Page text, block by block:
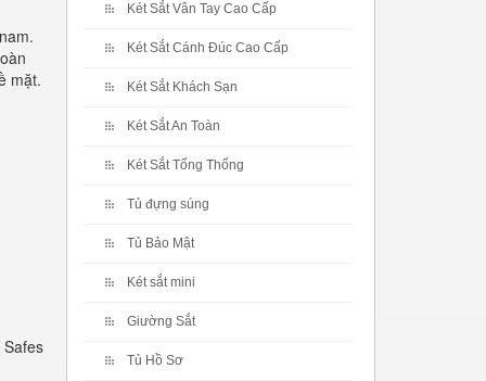
mặt.
Két Sắt Vân Tay Cao Cấp
Két Sắt Cánh Đúc Cao Cấp
Két Sắt Khách Sạn
Két Sắt An Toàn
Két Sắt Tổng Thống
Tủ đựng súng
Tủ Bảo Mật
Két sắt mini
Giường Sắt
Tủ Hồ Sơ